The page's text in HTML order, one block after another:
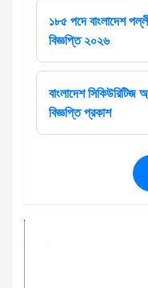
১৮৫ পদে বাংলাদেশ
বিজ্ঞপ্তি ২০২৬
বাংলাদেশ সিকিউরিটিজ
বিজ্ঞপ্তি প্রকাশ